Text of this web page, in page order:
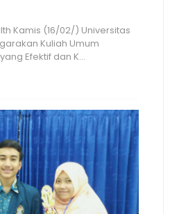
Kamis (16/02/) Universitas
Kuliah Umum
Efektif dan K...